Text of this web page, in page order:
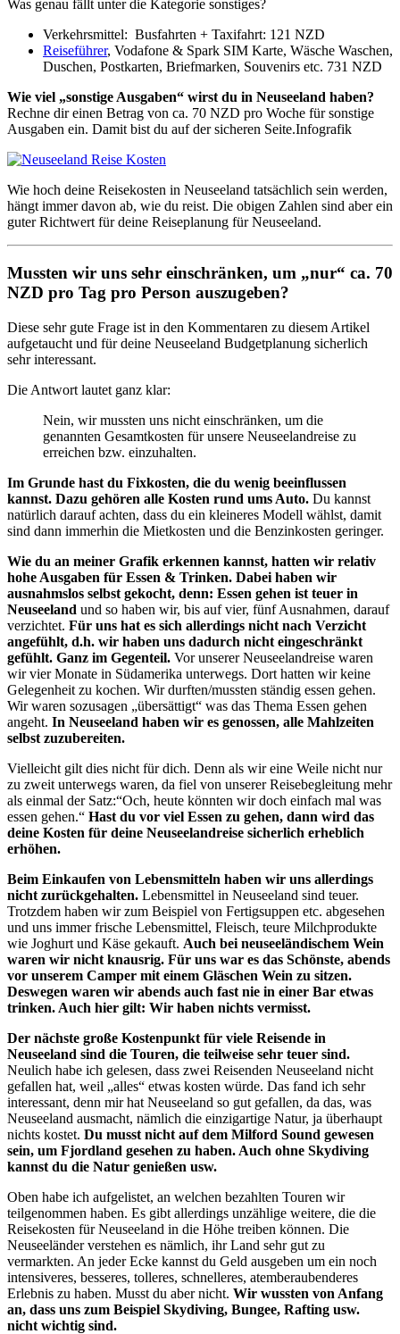
Was genau fällt unter die Kategorie sonstiges?
Verkehrsmittel: Busfahrten + Taxifahrt: 121 NZD
Reiseführer, Vodafone & Spark SIM Karte, Wäsche Waschen,
Duschen, Postkarten, Briefmarken, Souvenirs etc. 731 NZD
Wie viel „sonstige Ausgaben“ wirst du in Neuseeland haben?
Rechne dir einen Betrag von ca. 70 NZD pro Woche für sonstige
Ausgaben ein. Damit bist du auf der sicheren Seite.Infografik
Wie hoch deine Reisekosten in Neuseeland tatsächlich sein werden,
hängt immer davon ab, wie du reist. Die obigen Zahlen sind aber ein
guter Richtwert für deine Reiseplanung für Neuseeland.
Mussten wir uns sehr einschränken, um „nur“ ca. 70
NZD pro Tag pro Person auszugeben?
Diese sehr gute Frage ist in den Kommentaren zu diesem Artikel
aufgetaucht und für deine Neuseeland Budgetplanung sicherlich
sehr interessant.
Die Antwort lautet ganz klar:
Nein, wir mussten uns nicht einschränken, um die
genannten Gesamtkosten für unsere Neuseelandreise zu
erreichen bzw. einzuhalten.
Im Grunde hast du Fixkosten, die du wenig beeinflussen
kannst. Dazu gehören alle Kosten rund ums Auto. Du kannst
natürlich darauf achten, dass du ein kleineres Modell wählst, damit
sind dann immerhin die Mietkosten und die Benzinkosten geringer.
Wie du an meiner Grafik erkennen kannst, hatten wir relativ
hohe Ausgaben für Essen & Trinken. Dabei haben wir
ausnahmslos selbst gekocht, denn: Essen gehen ist teuer in
Neuseeland und so haben wir, bis auf vier, fünf Ausnahmen, darauf
verzichtet. Für uns hat es sich allerdings nicht nach Verzicht
angefühlt, d.h. wir haben uns dadurch nicht eingeschränkt
gefühlt. Ganz im Gegenteil. Vor unserer Neuseelandreise waren
wir vier Monate in Südamerika unterwegs. Dort hatten wir keine
Gelegenheit zu kochen. Wir durften/mussten ständig essen gehen.
Wir waren sozusagen „übersättigt“ was das Thema Essen gehen
angeht. In Neuseeland haben wir es genossen, alle Mahlzeiten
selbst zuzubereiten.
Vielleicht gilt dies nicht für dich. Denn als wir eine Weile nicht nur
zu zweit unterwegs waren, da fiel von unserer Reisebegleitung mehr
als einmal der Satz:“Och, heute könnten wir doch einfach mal was
essen gehen.“ Hast du vor viel Essen zu gehen, dann wird das
deine Kosten für deine Neuseelandreise sicherlich erheblich
erhöhen.
Beim Einkaufen von Lebensmitteln haben wir uns allerdings
nicht zurückgehalten. Lebensmittel in Neuseeland sind teuer.
Trotzdem haben wir zum Beispiel von Fertigsuppen etc. abgesehen
und uns immer frische Lebensmittel, Fleisch, teure Milchprodukte
wie Joghurt und Käse gekauft. Auch bei neuseeländischem Wein
waren wir nicht knausrig. Für uns war es das Schönste, abends
vor unserem Camper mit einem Gläschen Wein zu sitzen.
Deswegen waren wir abends auch fast nie in einer Bar etwas
trinken. Auch hier gilt: Wir haben nichts vermisst.
Der nächste große Kostenpunkt für viele Reisende in
Neuseeland sind die Touren, die teilweise sehr teuer sind.
Neulich habe ich gelesen, dass zwei Reisenden Neuseeland nicht
gefallen hat, weil „alles“ etwas kosten würde. Das fand ich sehr
interessant, denn mir hat Neuseeland so gut gefallen, da das, was
Neuseeland ausmacht, nämlich die einzigartige Natur, ja überhaupt
nichts kostet. Du musst nicht auf dem Milford Sound gewesen
sein, um Fjordland gesehen zu haben. Auch ohne Skydiving
kannst du die Natur genießen usw.
Oben habe ich aufgelistet, an welchen bezahlten Touren wir
teilgenommen haben. Es gibt allerdings unzählige weitere, die die
Reisekosten für Neuseeland in die Höhe treiben können. Die
Neuseeländer verstehen es nämlich, ihr Land sehr gut zu
vermarkten. An jeder Ecke kannst du Geld ausgeben um ein noch
intensiveres, besseres, tolleres, schnelleres, atemberaubenderes
Erlebnis zu haben. Musst du aber nicht. Wir wussten von Anfang
an, dass uns zum Beispiel Skydiving, Bungee, Rafting usw.
nicht wichtig sind.